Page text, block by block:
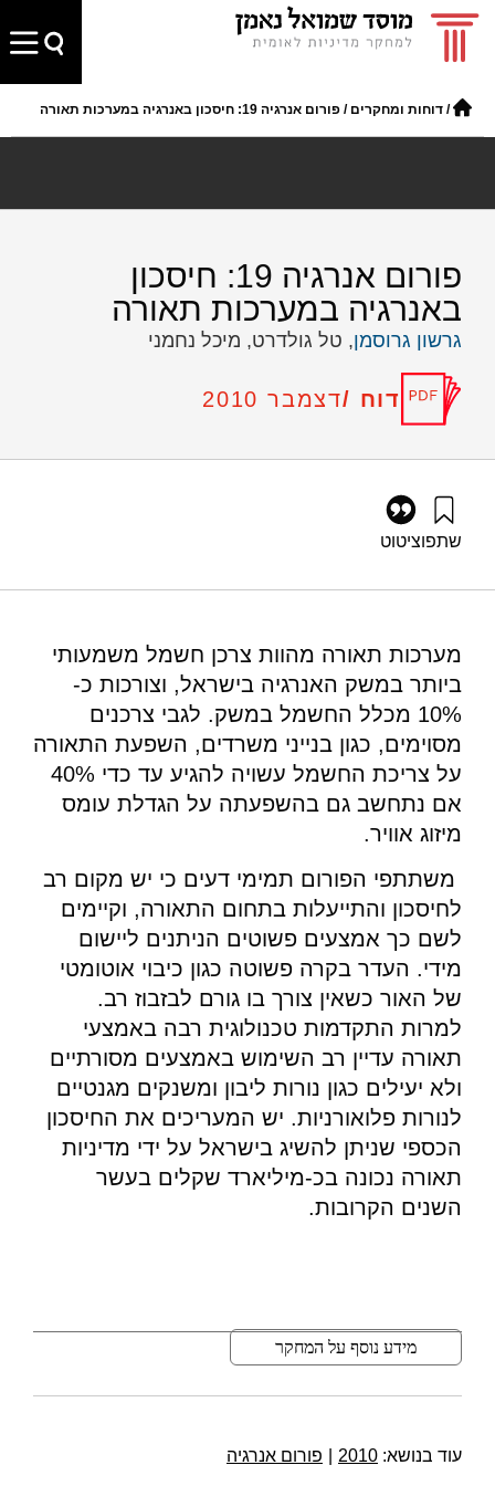
/ דוחות ומחקרים / פורום אנרגיה 19: חיסכון באנרגיה במערכות תאורה
פורום אנרגיה 19: חיסכון
באנרגיה במערכות תאורה
גרשון גרוסמן, טל גולדרט, מיכל נחמני
דוח /דצמבר 2010
שתפוציטוט
מערכות תאורה מהוות צרכן חשמל משמעותי
ביותר במשק האנרגיה בישראל, וצורכות כ-
10% מכלל החשמל במשק. לגבי צרכנים
מסוימים, כגון בנייני משרדים, השפעת התאורה
על צריכת החשמל עשויה להגיע עד כדי 40%
אם נתחשב גם בהשפעתה על הגדלת עומס
מיזוג אוויר.
משתתפי הפורום תמימי דעים כי יש מקום רב
לחיסכון והתייעלות בתחום התאורה, וקיימים
לשם כך אמצעים פשוטים הניתנים ליישום
מידי. העדר בקרה פשוטה כגון כיבוי אוטומטי
של האור כשאין צורך בו גורם לבזבוז רב.
למרות התקדמות טכנולוגית רבה באמצעי
תאורה עדיין רב השימוש באמצעים מסורתיים
ולא יעילים כגון נורות ליבון ומשנקים מגנטיים
לנורות פלואורניות. יש המעריכים את החיסכון
הכספי שניתן להשיג בישראל על ידי מדיניות
תאורה נכונה בכ-מיליארד שקלים בעשר
השנים הקרובות.
מידע נוסף על המחקר
עוד בנושא: 2010 פורום אנרגיה